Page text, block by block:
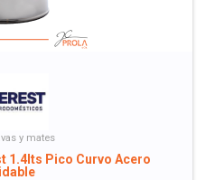
y mates
1.4lts Pico Curvo Acero